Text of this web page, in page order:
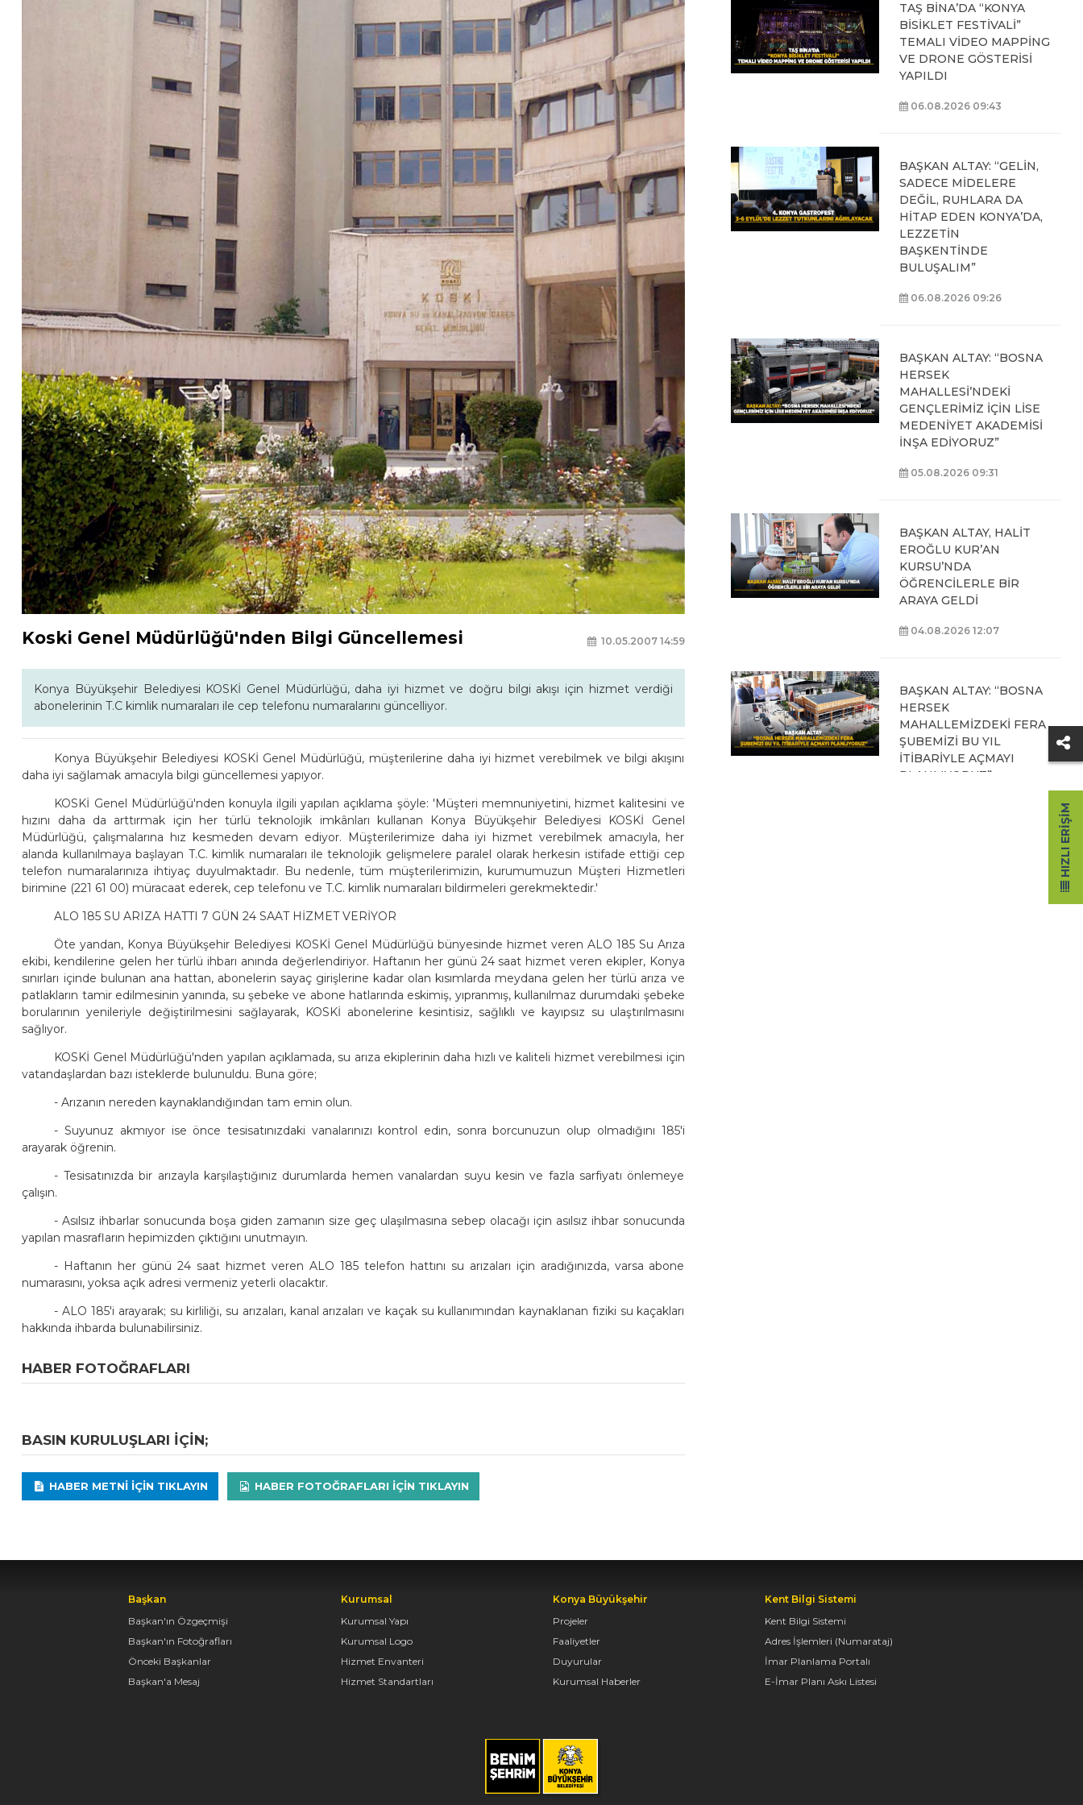
Koski Genel Müdürlüğü'nden Bilgi Güncellemesi 10.05.2007 14:59
Konya Büyükşehir Belediyesi KOSKİ Genel Müdürlüğü, daha iyi hizmet ve doğru bilgi akışı için hizmet verdiği
abonelerinin T.C kimlik numaraları ile cep telefonu numaralarını güncelliyor.
Konya Büyükşehir Belediyesi KOSKİ Genel Müdürlüğü, müşterilerine daha iyi hizmet verebilmek ve bilgi akışını
daha iyi sağlamak amacıyla bilgi güncellemesi yapıyor.
KOSKİ Genel Müdürlüğü'nden konuyla ilgili yapılan açıklama şöyle: 'Müşteri memnuniyetini, hizmet kalitesini ve
hızını daha da arttırmak için her türlü teknolojik imkânları kullanan Konya Büyükşehir Belediyesi KOSKİ Genel
Müdürlüğü, çalışmalarına hız kesmeden devam ediyor. Müşterilerimize daha iyi hizmet verebilmek amacıyla, her
alanda kullanılmaya başlayan T.C. kimlik numaraları ile teknolojik gelişmelere paralel olarak herkesin istifade ettiği cep
telefon numaralarınıza ihtiyaç duyulmaktadır. Bu nedenle, tüm müşterilerimizin, kurumumuzun Müşteri Hizmetleri
birimine (221 61 00) müracaat ederek, cep telefonu ve T.C. kimlik numaraları bildirmeleri gerekmektedir.'
ALO 185 SU ARIZA HATTI 7 GÜN 24 SAAT HİZMET VERİYOR
Öte yandan, Konya Büyükşehir Belediyesi KOSKİ Genel Müdürlüğü bünyesinde hizmet veren ALO 185 Su Arıza
ekibi, kendilerine gelen her türlü ihbarı anında değerlendiriyor. Haftanın her günü 24 saat hizmet veren ekipler, Konya
sınırları içinde bulunan ana hattan, abonelerin sayaç girişlerine kadar olan kısımlarda meydana gelen her türlü arıza ve
patlakların tamir edilmesinin yanında, su şebeke ve abone hatlarında eskimiş, yıpranmış, kullanılmaz durumdaki şebeke
borularının yenileriyle değiştirilmesini sağlayarak, KOSKİ abonelerine kesintisiz, sağlıklı ve kayıpsız su ulaştırılmasını
sağlıyor.
KOSKİ Genel Müdürlüğü'nden yapılan açıklamada, su arıza ekiplerinin daha hızlı ve kaliteli hizmet verebilmesi için
vatandaşlardan bazı isteklerde bulunuldu. Buna göre;
- Arızanın nereden kaynaklandığından tam emin olun.
- Suyunuz akmıyor ise önce tesisatınızdaki vanalarınızı kontrol edin, sonra borcunuzun olup olmadığını 185'i
arayarak öğrenin.
- Tesisatınızda bir arızayla karşılaştığınız durumlarda hemen vanalardan suyu kesin ve fazla sarfiyatı önlemeye
çalışın.
- Asılsız ihbarlar sonucunda boşa giden zamanın size geç ulaşılmasına sebep olacağı için asılsız ihbar sonucunda
yapılan masrafların hepimizden çıktığını unutmayın.
- Haftanın her günü 24 saat hizmet veren ALO 185 telefon hattını su arızaları için aradığınızda, varsa abone
numarasını, yoksa açık adresi vermeniz yeterli olacaktır.
- ALO 185'i arayarak; su kirliliği, su arızaları, kanal arızaları ve kaçak su kullanımından kaynaklanan fiziki su kaçakları
hakkında ihbarda bulunabilirsiniz.
HABER FOTOĞRAFLARI
BASIN KURULUŞLARI IÇIN;
HABER METNI IÇIN TIKLAYIN HABER FOTOĞRAFLARI IÇIN TIKLAYIN
TAŞ BİNA’DA “KONYA
BİSİKLET FESTİVALİ”
TEMALI VİDEO MAPPİNG
VE DRONE GÖSTERİSİ
YAPILDI
06.08.2026 09:43
BAŞKAN ALTAY: “GELİN,
SADECE MİDELERE
DEĞİL, RUHLARA DA
HİTAP EDEN KONYA’DA,
LEZZETİN
BAŞKENTİNDE
BULUŞALIM”
06.08.2026 09:26
BAŞKAN ALTAY: “BOSNA
HERSEK
MAHALLESİ’NDEKİ
GENÇLERİMİZ İÇİN LİSE
MEDENİYET AKADEMİSİ
İNŞA EDİYORUZ”
05.08.2026 09:31
BAŞKAN ALTAY, HALİT
EROĞLU KUR’AN
KURSU’NDA
ÖĞRENCİLERLE BİR
ARAYA GELDİ
04.08.2026 12:07
BAŞKAN ALTAY: “BOSNA
HERSEK
MAHALLEMİZDEKİ FERA
ŞUBEMİZİ BU YIL
İTİBARİYLE AÇMAYI
PLANLIYORUZ”
İNCELEMELERDE
Başkan
Başkan'ın Özgeçmişi
Başkan'ın Fotoğrafları
Önceki Başkanlar
Başkan'a Mesaj
Kurumsal
Kurumsal Yapı
Kurumsal Logo
Hizmet Envanteri
Hizmet Standartları
Konya Büyükşehir
Projeler
Faaliyetler
Duyurular
Kurumsal Haberler
Kent Bilgi Sistemi
Kent Bilgi Sistemi
Adres İşlemleri (Numarataj)
İmar Planlama Portalı
E-İmar Planı Askı Listesi
HIZLI ERIŞIM